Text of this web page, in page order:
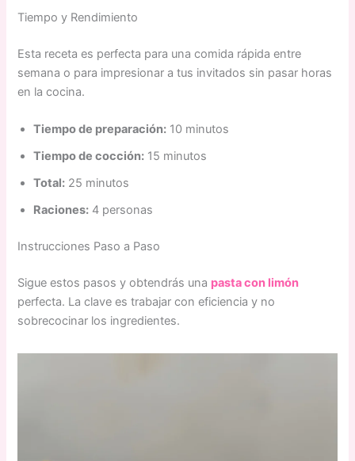
Tiempo y Rendimiento
Esta receta es perfecta para una comida rápida entre
semana o para impresionar a tus invitados sin pasar horas
en la cocina.
Tiempo de preparación: 10 minutos
Tiempo de cocción: 15 minutos
Total: 25 minutos
Raciones: 4 personas
Instrucciones Paso a Paso
Sigue estos pasos y obtendrás una pasta con limón
perfecta. La clave es trabajar con eficiencia y no
sobrecocinar los ingredientes.